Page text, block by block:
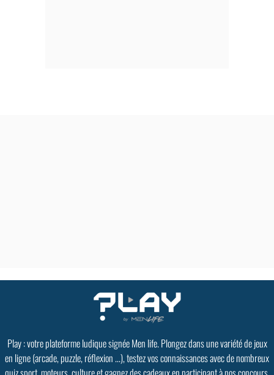
Play : votre plateforme ludique signée Men life. Plongez dans une variété de jeux
en ligne (arcade, puzzle, réflexion ...), testez vos connaissances avec de nombreux